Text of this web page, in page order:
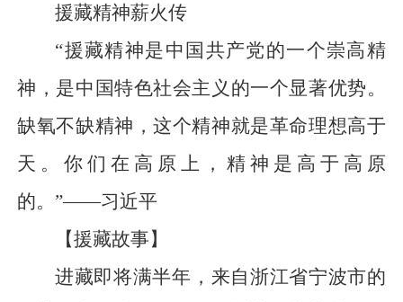
援藏精神薪火传
“援藏精神是中国共产党的一个崇高精
神，是中国特色社会主义的一个显著优势。
缺氧不缺精神，这个精神就是革命理想高于
天。你们在高原上，精神是高于高原
的。”——习近平
【援藏故事】
进藏即将满半年，来自浙江省宁波市的